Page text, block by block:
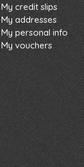
My credit slips
My addresses
My personal info
My vouchers